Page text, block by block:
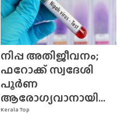
Kerala Top
നിപ്പ അതിജീവനം;
ഫറോക്ക് സ്വദേശി
പൂർണ
ആരോഗ്യവാനായി...